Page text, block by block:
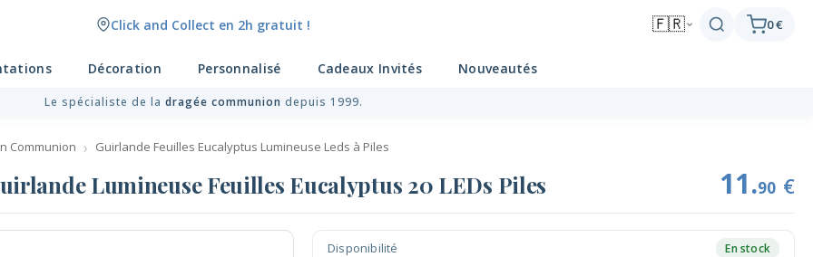
Click and Collect en 2h gratuit !
Livraison point relais gratuit dès 89 € ! 🇫🇷 0 €
Décoration Personnalisé Cadeaux Invités Nouveautés
Le spécialiste de la dragée communion depuis 1999.
Communion Guirlande Feuilles Eucalyptus Lumineuse Leds à Piles
Lumineuse Feuilles Eucalyptus 20 LEDs Piles 11.90 €
Disponibilité En stock